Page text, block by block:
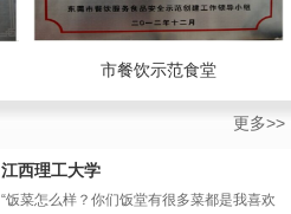
市餐饮示范食堂
更多>>
江西理工大学
“饭菜怎么样？你们饭堂有很多菜都是我喜欢